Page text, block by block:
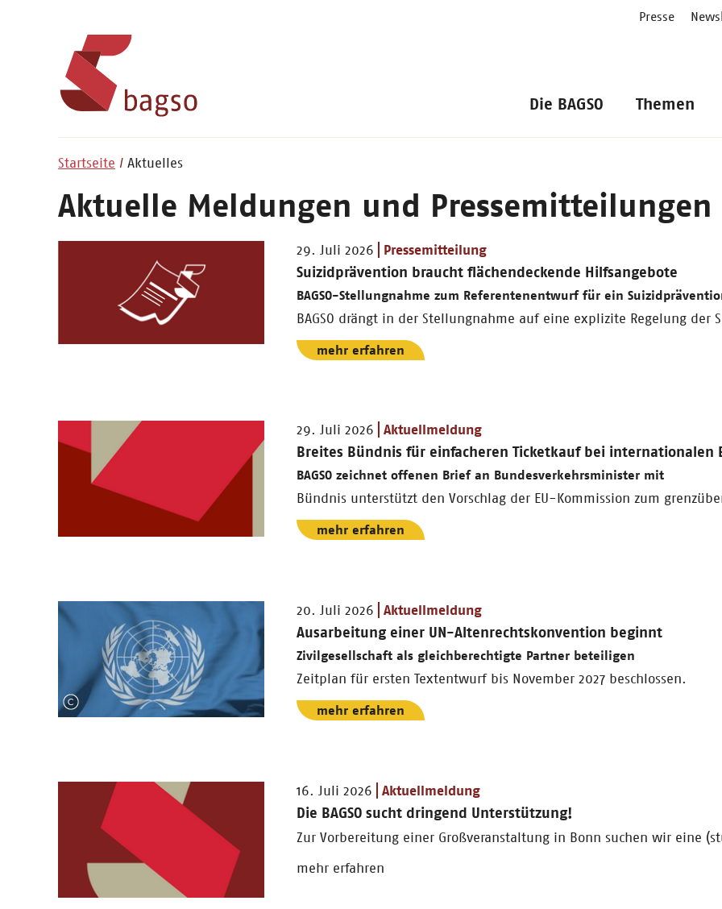
Presse
Die BAGSO Themen
Startseite Aktuelles
Aktuelle Meldungen und Pressemitteilungen
29. Juli 2026 Pressemitteilung
Suizidprävention braucht flächendeckende Hilfsangebote
BAGSO-Stellungnahme zum Referentenentwurf für ein
BAGSO drängt in der Stellungnahme auf eine explizite Regelung der
mehr erfahren
29. Juli 2026 Aktuellmeldung
Breites Bündnis für einfacheren Ticketkauf bei internationalen
BAGSO zeichnet offenen Brief an Bundesverkehrsminister mit
Bündnis unterstützt den Vorschlag der EU-Kommission zum
mehr erfahren
20. Juli 2026 Aktuellmeldung
Ausarbeitung einer UN-Altenrechtskonvention beginnt
Zivilgesellschaft als gleichberechtigte Partner beteiligen
Zeitplan für ersten Textentwurf bis November 2027 beschlossen.
mehr erfahren
16. Juli 2026 Aktuellmeldung
Die BAGSO sucht dringend Unterstützung!
Zur Vorbereitung einer Großveranstaltung in Bonn suchen wir eine
mehr erfahren